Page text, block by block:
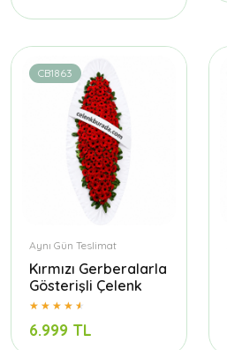
CB1863
Aynı Gün Teslimat
Kırmızı Gerberalarla
Gösterişli Çelenk
6.999 TL